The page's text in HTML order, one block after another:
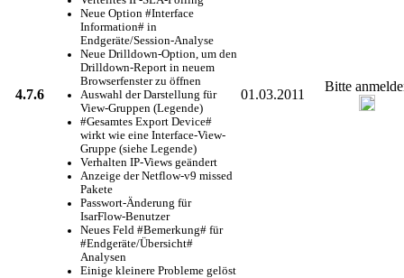
4.7.6
Neue Option #Interface
Information# in
Endgeräte/Session-Analyse
Neue Drilldown-Option, um den
Drilldown-Report in neuem
Browserfenster zu öffnen
Auswahl der Darstellung für
View-Gruppen (Legende)
#Gesamtes Export Device#
wirkt wie eine Interface-View-
Gruppe (siehe Legende)
Verhalten IP-Views geändert
Anzeige der Netflow-v9 missed
Pakete
Passwort-Änderung für
IsarFlow-Benutzer
Neues Feld #Bemerkung# für
#Endgeräte/Übersicht#
Analysen
Einige kleinere Probleme gelöst
01.03.2011
Bitte